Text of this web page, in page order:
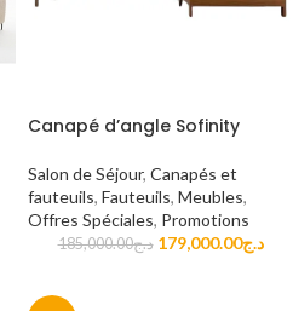
Canapé d’angle Sofinity
Salon de Séjour, Canapés et
fauteuils, Fauteuils, Meubles,
Offres Spéciales, Promotions
د.ج185,000.00 د.ج179,000.00